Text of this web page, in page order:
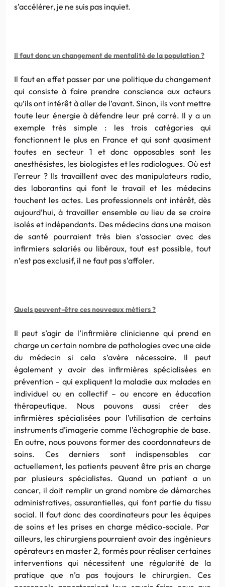
s’accélérer, je ne suis pas inquiet.
Il faut donc un changement de mentalité de la population ?
Il faut en effet passer par une politique du changement
qui consiste à faire prendre conscience aux acteurs
qu’ils ont intérêt à aller de l’avant. Sinon, ils vont mettre
toute leur énergie à défendre leur pré carré. Il y a un
exemple très simple : les trois catégories qui
fonctionnent le plus en France et qui sont quasiment
toutes en secteur 1 et donc opposables sont les
anesthésistes, les biologistes et les radiologues. Où est
l’erreur ? Ils travaillent avec des manipulateurs radio,
des laborantins qui font le travail et les médecins
touchent les actes. Les professionnels ont intérêt, dès
aujourd’hui, à travailler ensemble au lieu de se croire
isolés et indépendants. Des médecins dans une maison
de santé pourraient très bien s’associer avec des
infirmiers salariés ou libéraux, tout est possible, tout
n’est pas exclusif, il ne faut pas s’affoler.
Quels peuvent-êtrecesnouveaux métiers ?
Il peut s’agir de l’infirmière clinicienne qui prend en
charge un certain nombre de pathologies avec une aide
du médecin si cela s’avère nécessaire. Il peut
également y avoir des infirmières spécialisées en
prévention – qui expliquent la maladie aux malades en
individuel ou en collectif – ou encore en éducation
thérapeutique. Nous pouvons aussi créer des
infirmières spécialisées pour l’utilisation de certains
instruments d’imagerie comme l’échographie de base.
En outre, nous pouvons former des coordonnateurs de
soins. Cesderniers sont indispensables car
actuellement, les patients peuvent être pris en charge
par plusieurs spécialistes. Quand un patient a un
cancer, il doit remplir un grand nombre de démarches
administratives, assurantielles, qui font partie du tissu
social. Il faut donc des coordinateurs pour les équipes
de soins et les prises en charge médico-sociale. Par
ailleurs, les chirurgiens pourraient avoir des ingénieurs
opérateurs en master 2, formés pour réaliser certaines
interventions qui nécessitent une régularité de la
pratique que n’a pas toujours le chirurgien. Ces